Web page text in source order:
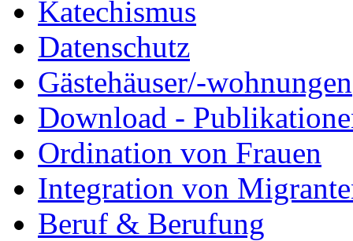
Katechismus
Datenschutz
Gästehäuser/-wohnungen
Download -
Ordination von Frauen
Integration von
Beruf & Berufung